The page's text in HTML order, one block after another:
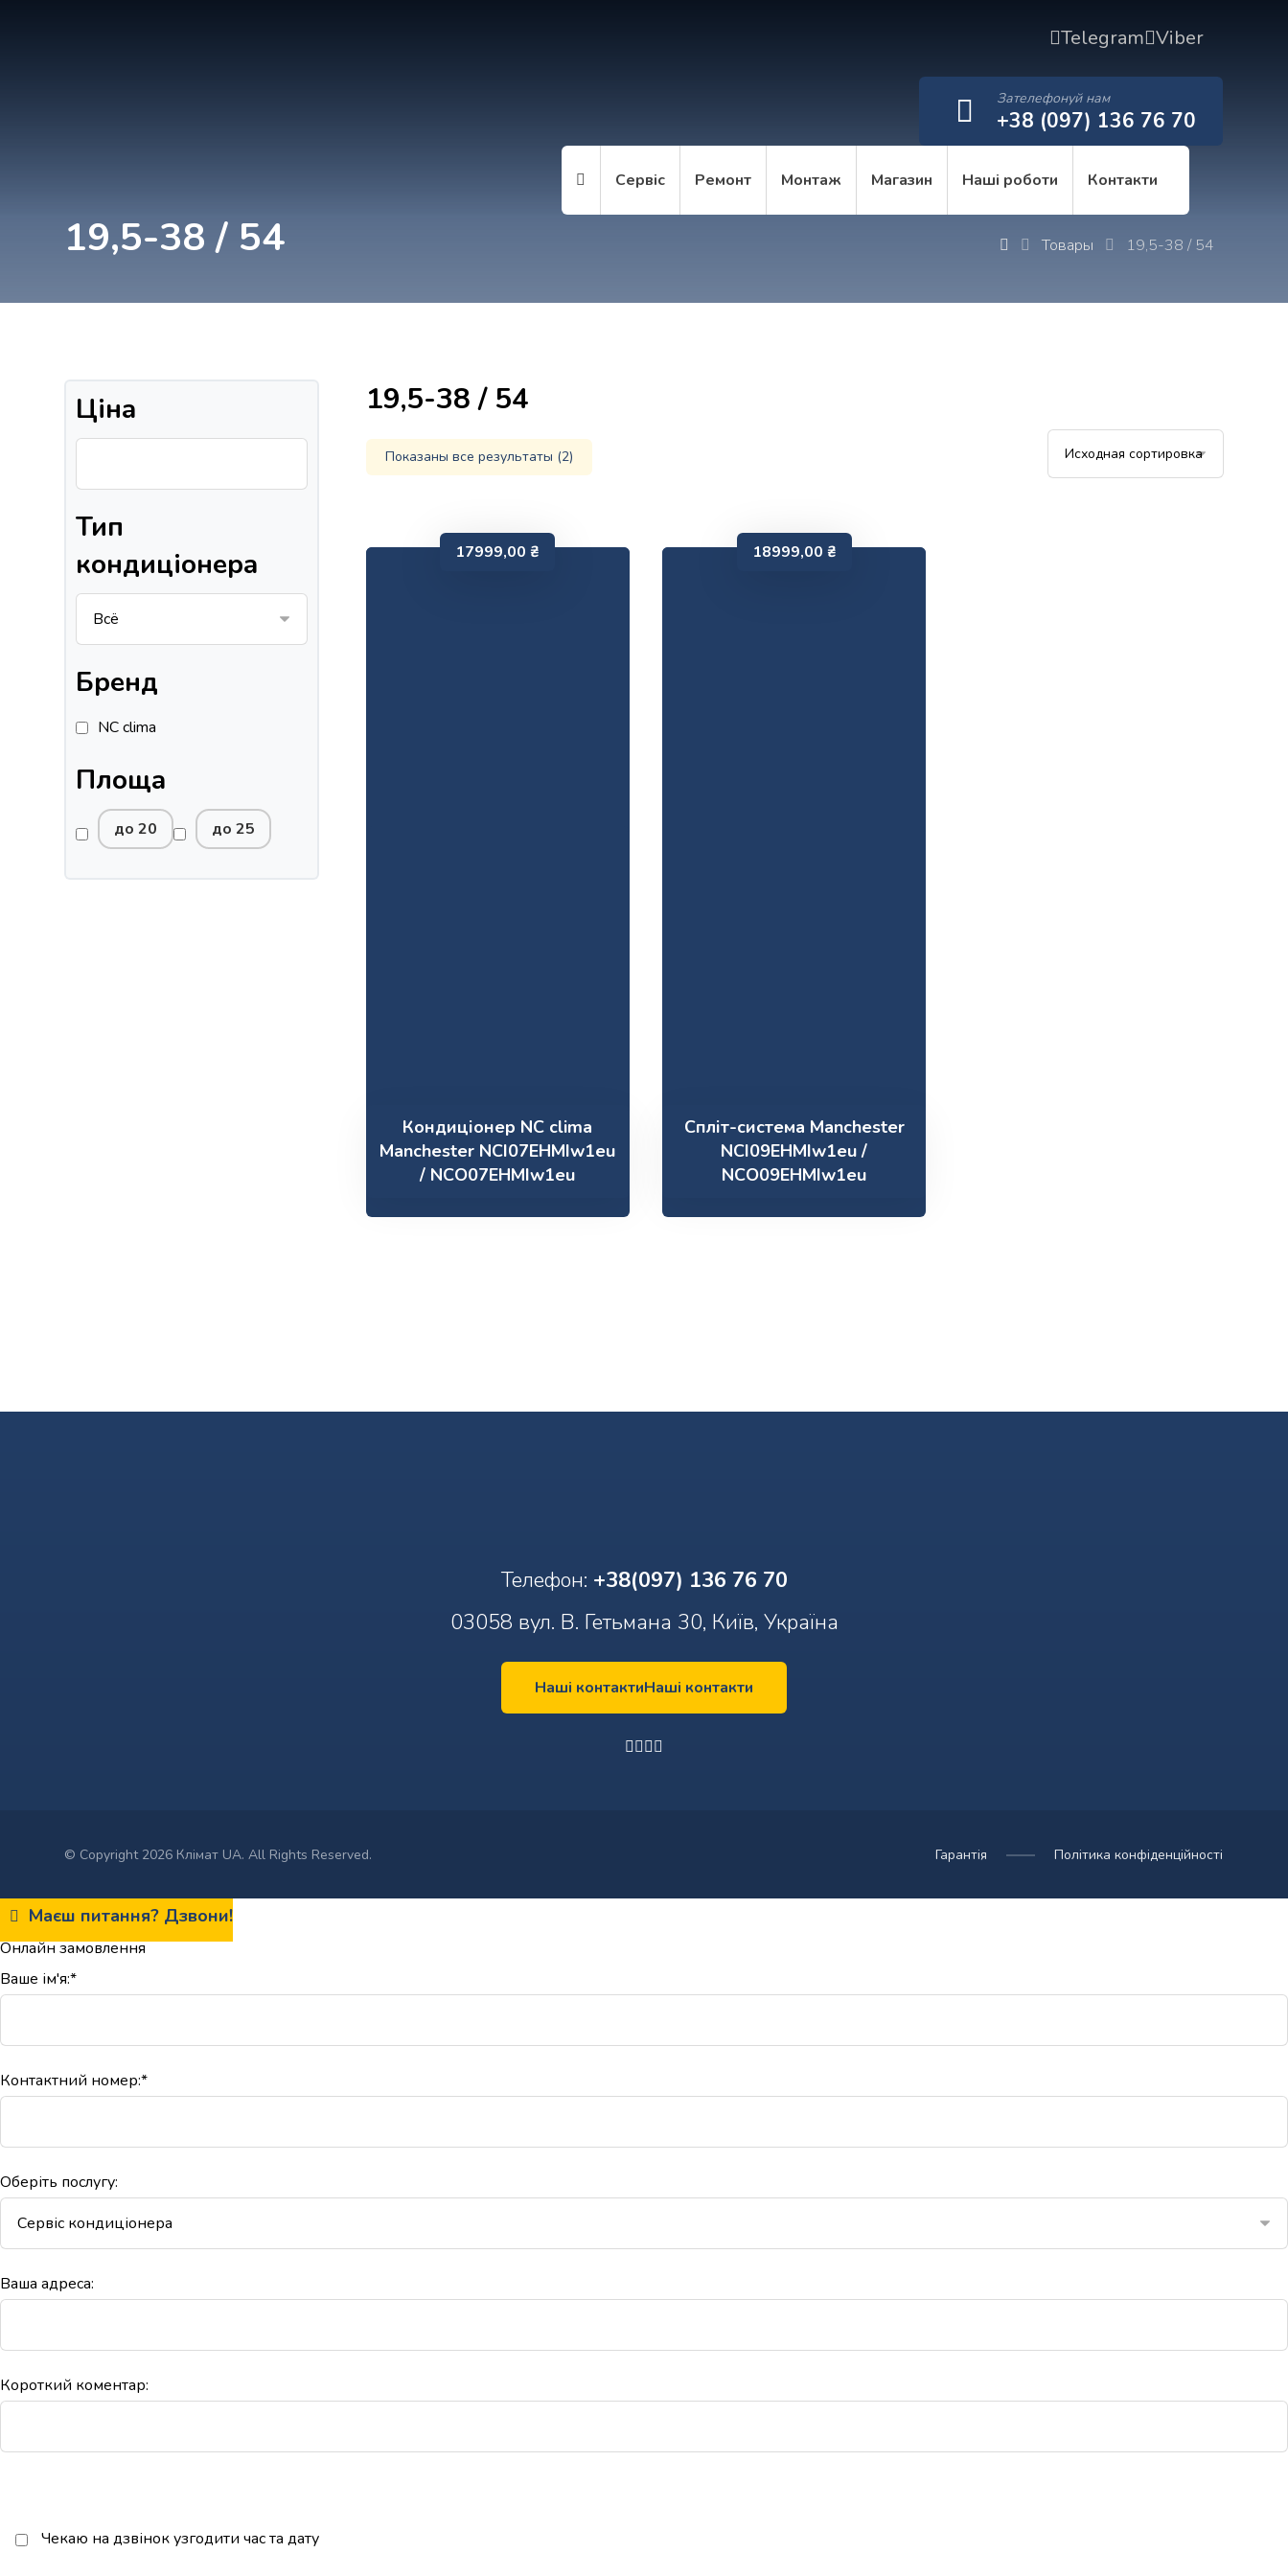
Telegram Viber
Зателефонуй нам
+38 (097) 136 76 70
Сервіс Ремонт Монтаж Магазин Наші роботи Контакти
19,5-38 / 54 Товары 19,5-38 / 54
19,5-38 / 54
Показаны все результаты (2)
Кондиціонер NC clima
Manchester NCI07EHMIw1eu
/ NCO07EHMIw1eu
17999,00₴
Спліт-система Manchester
NCI09EHMIw1eu /
NCO09EHMIw1eu
18999,00 ₴
Ціна
Тип
кондиціонера
Бренд
NC clima
Площа
до 20 до 25
Телефон: +38(097) 136 76 70
03058 вул. В. Гетьмана 30, Київ, Україна
Наші контактиНаші контакти
© Copyright 2026 Клімат UA. All Rights Reserved. Політика конфіденційності
Гарантія
Маєш питання? Дзвони!
Онлайн замовлення
Ваше ім'я:*
Контактний номер:*
Оберіть послугу:
Ваша адреса:
Короткий коментар:
Чекаю на дзвінок узгодити час та дату